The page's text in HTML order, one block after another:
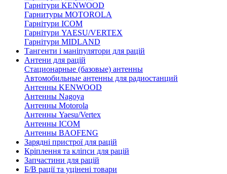
Гарнітури KENWOOD
Гарнитуры MOTOROLA
Гарнітури ICOM
Гарнітури YAESU/VERTEX
Гарнітури MIDLAND
Тангенти і маніпулятори для рацій
Антени для рацій
Стационарные (базовые) антенны
Автомобильные антенны для радиостанций
Антенны KENWOOD
Антенны Nagoya
Антенны Motorola
Антенны Yaesu/Vertex
Антенны ICOM
Антенны BAOFENG
Зарядні пристрої для рацій
Кріплення та кліпси для рацій
Запчастини для рацій
Б/В рації та уцінені товари